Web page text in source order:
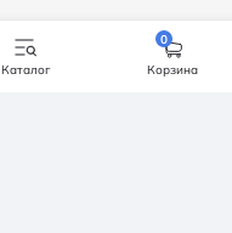
Каталог
0
Корзина